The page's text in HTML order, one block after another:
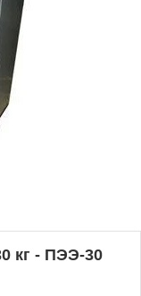
кг - ПЭЭ-30